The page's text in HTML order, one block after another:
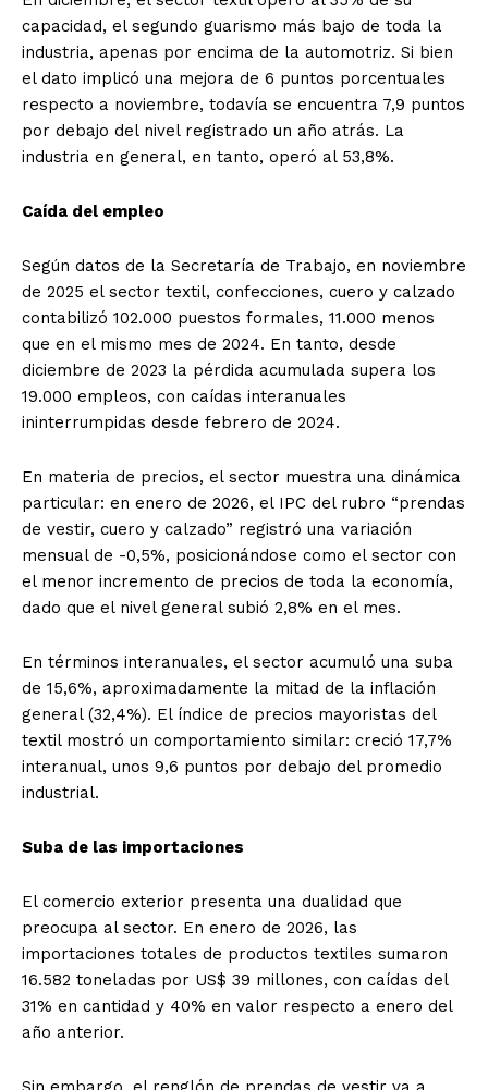
capacidad, el segundo guarismo más bajo de toda la
industria, apenas por encima de la automotriz. Si bien
el dato implicó una mejora de 6 puntos porcentuales
respecto a noviembre, todavía se encuentra 7,9 puntos
por debajo del nivel registrado un año atrás. La
industria en general, en tanto, operó al 53,8%.
Caída del empleo
Según datos de la Secretaría de Trabajo, en noviembre
de 2025 el sector textil, confecciones, cuero y calzado
contabilizó 102.000 puestos formales, 11.000 menos
que en el mismo mes de 2024. En tanto, desde
diciembre de 2023 la pérdida acumulada supera los
19.000 empleos, con caídas interanuales
ininterrumpidas desde febrero de 2024.
En materia de precios, el sector muestra una dinámica
particular: en enero de 2026, el IPC del rubro “prendas
de vestir, cuero y calzado” registró una variación
mensual de -0,5%, posicionándose como el sector con
el menor incremento de precios de toda la economía,
dado que el nivel general subió 2,8% en el mes.
En términos interanuales, el sector acumuló una suba
de 15,6%, aproximadamente la mitad de la inflación
general (32,4%). El índice de precios mayoristas del
textil mostró un comportamiento similar: creció 17,7%
interanual, unos 9,6 puntos por debajo del promedio
industrial.
Suba de las importaciones
El comercio exterior presenta una dualidad que
preocupa al sector. En enero de 2026, las
importaciones totales de productos textiles sumaron
16.582 toneladas por US$ 39 millones, con caídas del
31% en cantidad y 40% en valor respecto a enero del
año anterior.